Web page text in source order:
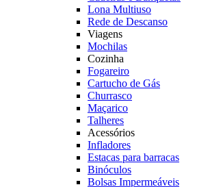
Lona Multiuso
Rede de Descanso
Viagens
Mochilas
Cozinha
Fogareiro
Cartucho de Gás
Churrasco
Maçarico
Talheres
Acessórios
Infladores
Estacas para barracas
Binóculos
Bolsas Impermeáveis